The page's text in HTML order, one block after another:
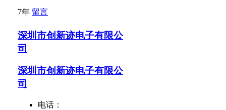
7年 留言
深圳市创新迹电子有限公
司
深圳市创新迹电子有限公
司
电话：